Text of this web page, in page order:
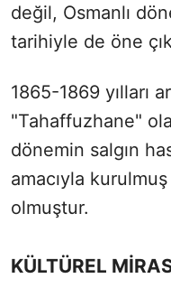
değil, Osmanlı
tarihiyle de öne
1865-1869 yılları
"Tahaffuzhane"
dönemin salgın
amacıyla
olmuştur.
KÜLTÜREL